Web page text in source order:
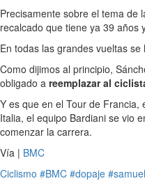
Precisamente sobre el tema de
recalcado que tiene ya 39 años
En todas las grandes vueltas
Como dijimos al principio,
obligado a reemplazar al
Y es que en el Tour de
Italia, el equipo Bardiani se vio
comenzar la carrera.
Vía | BMC
Ciclismo #BMC #dopaje